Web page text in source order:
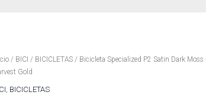
/ BICI / BICICLETAS / Bicicleta Specialized P2 Satin Dark Moss
Gold
, BICICLETAS